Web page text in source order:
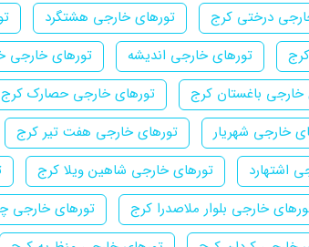
درختی کرج تورهای خارجی هشتگرد
تورهای خارجی اندیشه تورهای خارجی
خارجی باغستان کرج تورهای خارجی حصارک کرج
خارجی شهریار تورهای خارجی هفت تیر کرج
اشتهارد تورهای خارجی شاهین ویلا کرج
خارجی بلوار ملاصدرا کرج تورهای خارجی